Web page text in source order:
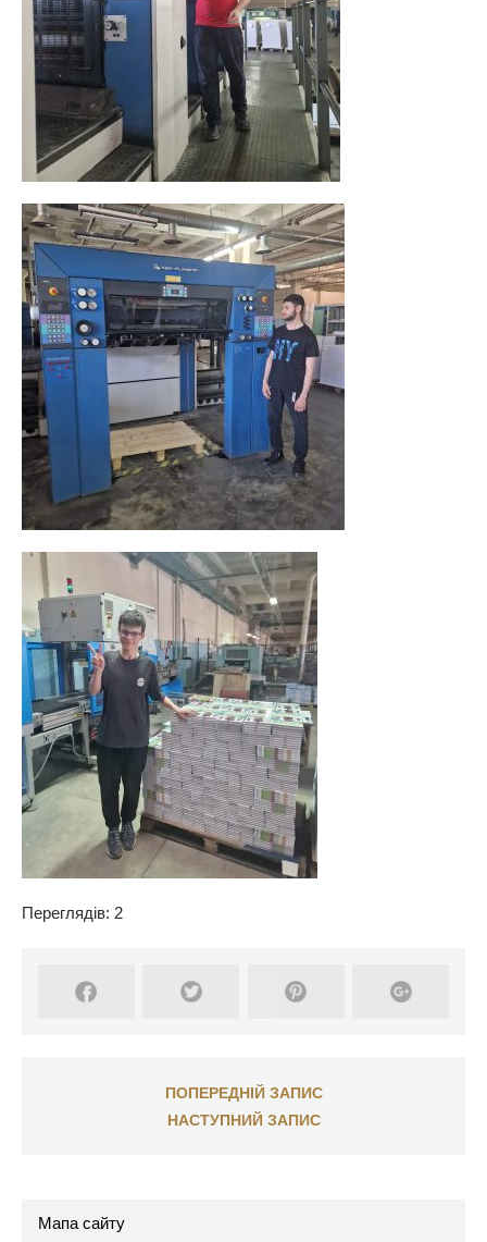
Переглядів: 2
ПОПЕРЕДНІЙ ЗАПИС
НАСТУПНИЙ ЗАПИС
Мапа сайту